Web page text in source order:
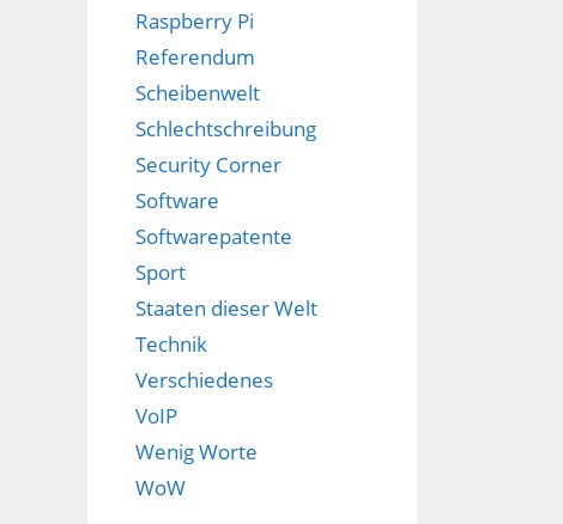
Raspberry Pi
Referendum
Scheibenwelt
Schlechtschreibung
Security Corner
Software
Softwarepatente
Sport
Staaten dieser Welt
Technik
Verschiedenes
VoIP
Wenig Worte
WoW